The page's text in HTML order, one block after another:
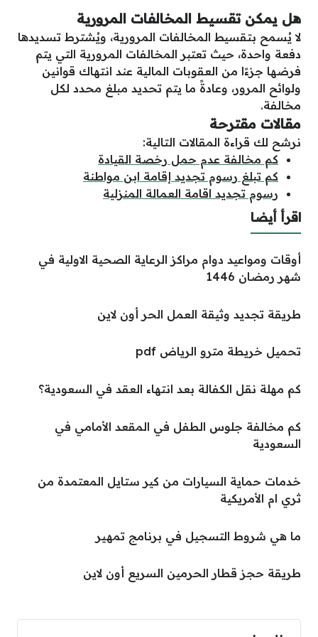
هل يمكن تقسيط المخالفات المرورية
لا يُسمح بتقسيط المخالفات المرورية، ويُشترط تسديدها
دفعة واحدة، حيث تعتبر المخالفات المرورية التي يتم
فرضها جزءًا من العقوبات المالية عند انتهاك قوانين
ولوائح المرور، وعادةً ما يتم تحديد مبلغ محدد لكل
مخالفة.
مقالات مقترحة
نرشح لك قراءة المقالات التالية:
كم مخالفة عدم حمل رخصة القيادة
كم تبلغ رسوم تجديد إقامة ابن مواطنة
رسوم تجديد اقامة العمالة المنزلية
اقرأ أيضا
أوقات ومواعيد دوام مراكز الرعاية الصحية الاولية في
شهر رمضان 1446
طريقة تجديد وثيقة العمل الحر أون لاين
تحميل خريطة مترو الرياض pdf
كم مهلة نقل الكفالة بعد انتهاء العقد في السعودية؟
كم مخالفة جلوس الطفل في المقعد الأمامي في
السعودية
خدمات حماية السيارات من كير ستايل المعتمدة من
ثري ام الأمريكية
ما هي شروط التسجيل في برنامج تمهير
طريقة حجز قطار الحرمين السريع أون لاين